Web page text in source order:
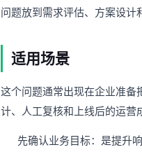
问题放到需求评估、方案设计
适用场景
这个问题通常出现在企业准备
计、人工复核和上线后的运营
先确认业务目标：是提升